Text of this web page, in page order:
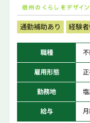
通勤補助あり 経験
職種
雇用形態
勤務地
給与